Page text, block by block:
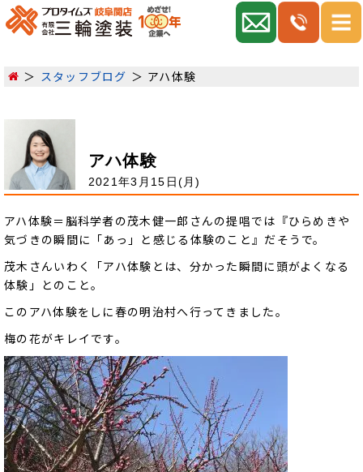
スタッフブログ アハ体験
アハ体験
2021年3月15日(月)
アハ体験＝脳科学者の茂木健一郎さんの提唱では『ひらめきや
気づきの瞬間に「あっ」と感じる体験のこと』だそうで。
茂木さんいわく「アハ体験とは、分かった瞬間に頭がよくなる
体験」とのこと。
このアハ体験をしに春の明治村へ行ってきました。
梅の花がキレイです。